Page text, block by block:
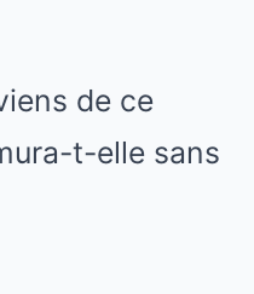
de ce
t-elle sans